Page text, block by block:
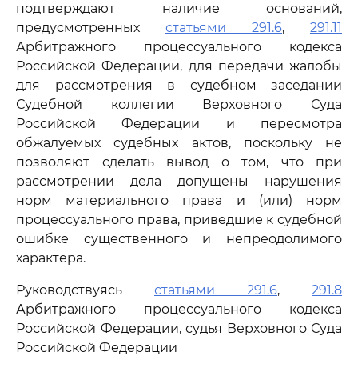
подтверждают наличие оснований,
предусмотренных статьями 291.6, 291.11
Арбитражного процессуального кодекса
Российской Федерации, для передачи жалобы
для рассмотрения в судебном заседании
Судебной коллегии Верховного Суда
Российской Федерации и пересмотра
обжалуемых судебных актов, поскольку не
позволяют сделать вывод о том, что при
рассмотрении дела допущены нарушения
норм материального права и (или) норм
процессуального права, приведшие к судебной
ошибке существенного и непреодолимого
характера.
Руководствуясь статьями 291.6, 291.8
Арбитражного процессуального кодекса
Российской Федерации, судья Верховного Суда
Российской Федерации